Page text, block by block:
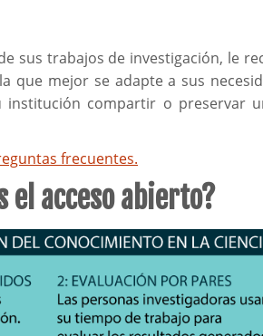
sus trabajos de investigación, le
que mejor se adapte a sus
institución compartir o preservar
frecuentes.
el acceso abierto?